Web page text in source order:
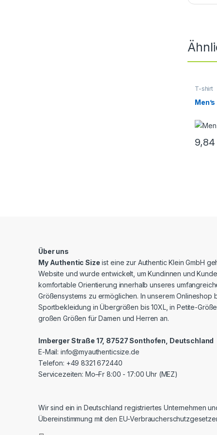
T-shirt
Über uns
My Authentic Size ist eine zur Authentic Klein GmbH
Website und wurde entwickelt, um Kundinnen und
komfortable Orientierung innerhalb unseres
Größensystems zu ermöglichen. In unserem Onlineshop
Sportbekleidung in Übergrößen bis 10XL, in Petite-
großen Größen für Damen und Herren an.
Imberger Straße 17, 87527 Sonthofen, Deutschland
E-Mail: info@myauthenticsize.de
Telefon: +49 8321 672440
Servicezeiten: Mo–Fr 8:00 - 17:00 Uhr (MEZ)
Wir sind ein in Deutschland registriertes Unternehmen
Übereinstimmung mit den EU-